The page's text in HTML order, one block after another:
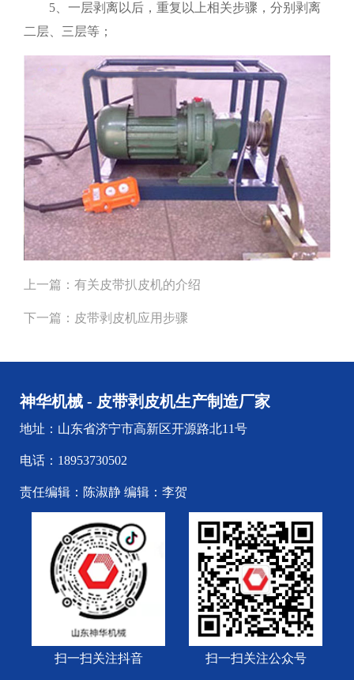
5、一层剥离以后，重复以上相关步骤，分别剥离
二层、三层等；
上一篇： 有关皮带扒皮机的介绍
下一篇： 皮带剥皮机应用步骤
神华机械 - 皮带剥皮机生产制造厂家
地址：山东省济宁市高新区开源路北11号
电话：18953730502
责任编辑：陈淑静 编辑：李贺
扫一扫关注抖音 扫一扫关注公众号